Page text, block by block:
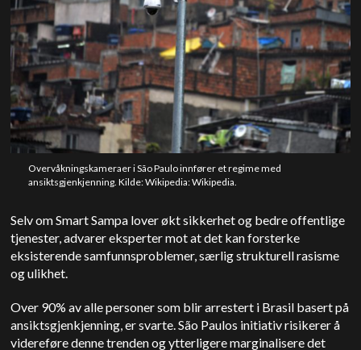
Overvåkningskameraer i São Paulo innfører et regime med
ansiktsgjenkjenning. Kilde: Wikipedia: Wikipedia.
Selv om Smart Sampa lover økt sikkerhet og bedre offentlige
tjenester, advarer eksperter mot at det kan forsterke
eksisterende samfunnsproblemer, særlig strukturell rasisme
og ulikhet.
Over 90% av alle personer som blir arrestert i Brasil basert på
ansiktsgjenkjenning, er svarte. São Paulos initiativ risikerer å
videreføre denne trenden og ytterligere marginalisere det